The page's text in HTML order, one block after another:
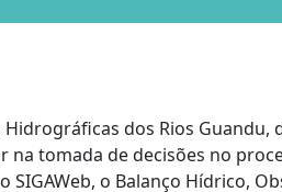
dos Rios Guandu,
tomada de decisões no
o Balanço Hídrico,